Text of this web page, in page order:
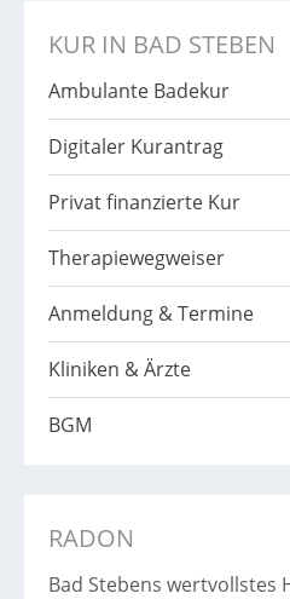
KUR IN BAD STEBEN
Ambulante Badekur
Digitaler Kurantrag
Privat finanzierte Kur
Therapiewegweiser
Anmeldung & Termine
Kliniken & Ärzte
BGM
RADON
Bad Stebens wertvollstes